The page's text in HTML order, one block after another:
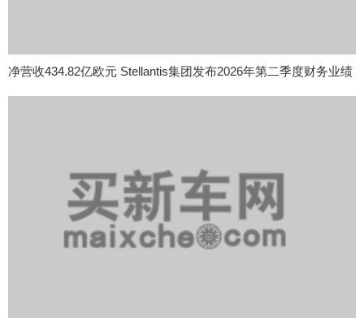
净营收434.82亿欧元 Stellantis集团发布2026年第二季度财务业绩